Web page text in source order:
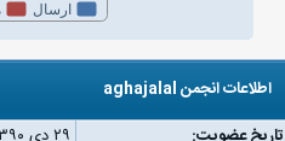
ارسال
اطلاعات انجمن aghajalal